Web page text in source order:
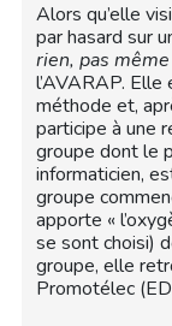
Alors qu’elle
par hasard sur
rien, pas
l’AVARAP.
méthode et,
participe à une
groupe dont le
informaticien,
groupe
apporte «
se sont choisi)
groupe, elle
Promotélec